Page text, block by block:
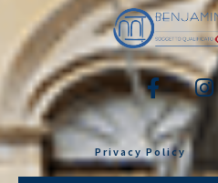
Privacy Policy